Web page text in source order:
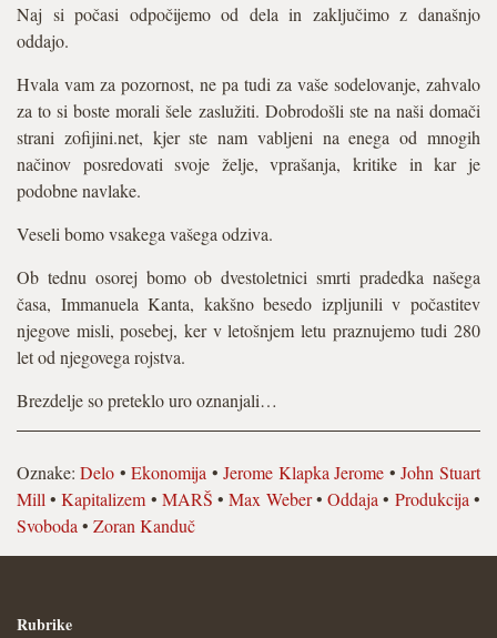
Naj si počasi odpočijemo od dela in zaključimo z današnjo
oddajo.
Hvala vam za pozornost, ne pa tudi za vaše sodelovanje, zahvalo
za to si boste morali šele zaslužiti. Dobrodošli ste na naši domači
strani zofijini.net, kjer ste nam vabljeni na enega od mnogih
načinov posredovati svoje želje, vprašanja, kritike in kar je
podobne navlake.
Veseli bomo vsakega vašega odziva.
Ob tednu osorej bomo ob dvestoletnici smrti pradedka našega
časa, Immanuela Kanta, kakšno besedo izpljunili v počastitev
njegove misli, posebej, ker v letošnjem letu praznujemo tudi 280
let od njegovega rojstva.
Brezdelje so preteklo uro oznanjali…
Oznake:Delo •Ekonomija •Jerome Klapka Jerome •John Stuart
Mill •Kapitalizem • MARŠ •Max Weber•Oddaja • Produkcija •
Svoboda • Zoran Kanduč
Rubrike